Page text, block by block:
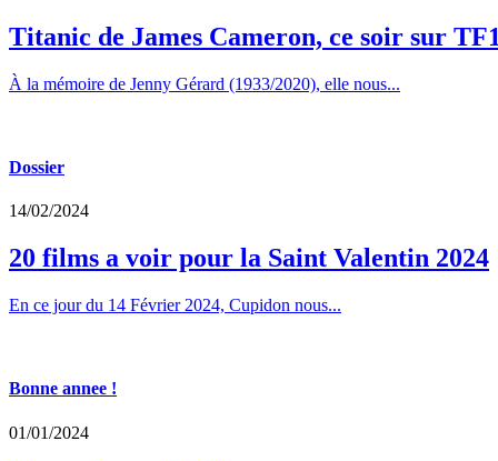
Titanic de James Cameron, ce soir sur
À la mémoire de Jenny Gérard (1933/2020), elle nous...
Dossier
14/02/2024
20 films a voir pour la Saint Valentin 2024
En ce jour du 14 Février 2024, Cupidon nous...
Bonne annee !
01/01/2024